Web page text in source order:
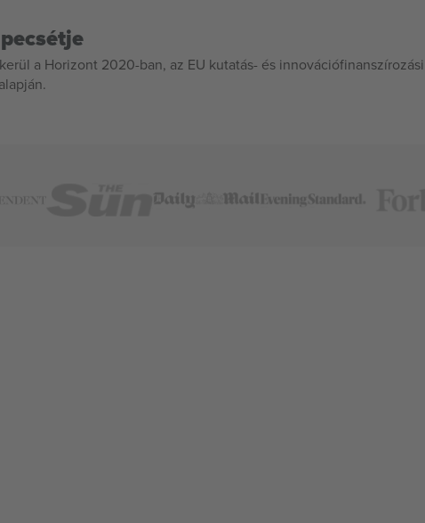
a Horizont 2020-ban, az EU kutatás- és innovációfinanszírozási